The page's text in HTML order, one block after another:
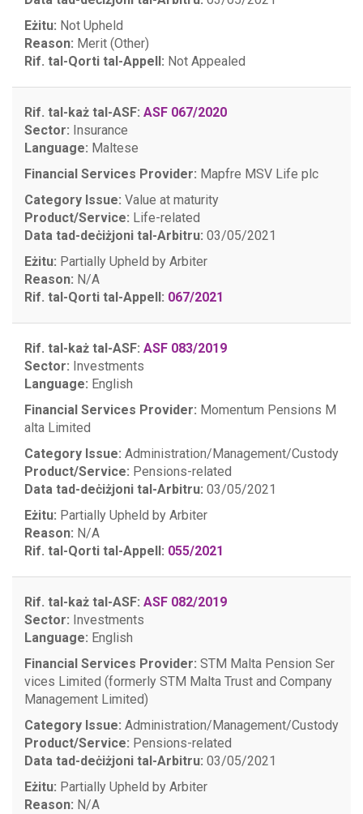
Eżitu: Not Upheld
Reason: Merit (Other)
Rif. tal-Qorti tal-Appell: Not Appealed
Rif. tal-każ tal-ASF: ASF 067/2020
Sector: Insurance
Language: Maltese
Financial Services Provider: Mapfre MSV Life plc
Category Issue: Value at maturity
Product/Service: Life-related
Data tad-deċiżjoni tal-Arbitru: 03/05/2021
Eżitu: Partially Upheld by Arbiter
Reason: N/A
Rif. tal-Qorti tal-Appell: 067/2021
Rif. tal-każ tal-ASF: ASF 083/2019
Sector: Investments
Language: English
Financial Services Provider: Momentum Pensions M
alta Limited
Category Issue: Administration/Management/Custody
Product/Service: Pensions-related
Data tad-deċiżjoni tal-Arbitru: 03/05/2021
Eżitu: Partially Upheld by Arbiter
Reason: N/A
Rif. tal-Qorti tal-Appell: 055/2021
Rif. tal-każ tal-ASF: ASF 082/2019
Sector: Investments
Language: English
Financial Services Provider: STM Malta Pension Ser
vices Limited (formerly STM Malta Trust and Company
Management Limited)
Category Issue: Administration/Management/Custody
Product/Service: Pensions-related
Data tad-deċiżjoni tal-Arbitru: 03/05/2021
Eżitu: Partially Upheld by Arbiter
Reason: N/A